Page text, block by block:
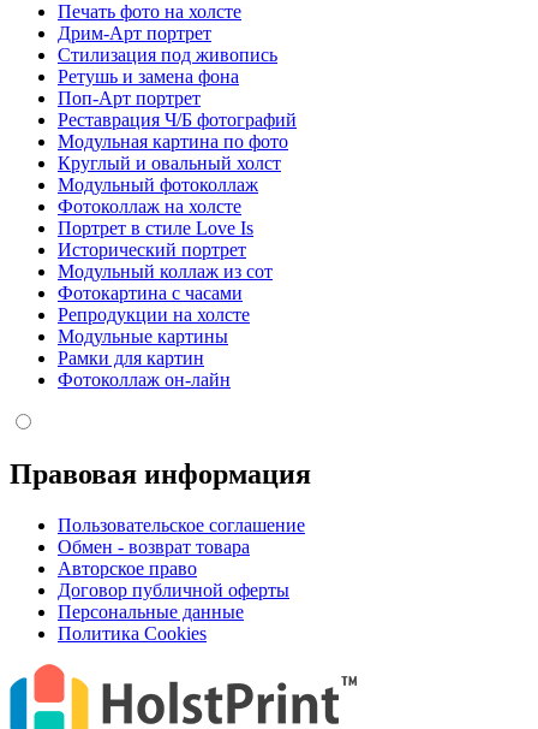
Печать фото на холсте
Дрим-Арт портрет
Стилизация под живопись
Ретушь и замена фона
Поп-Арт портрет
Реставрация Ч/Б фотографий
Модульная картина по фото
Круглый и овальный холст
Модульный фотоколлаж
Фотоколлаж на холсте
Портрет в стиле Love Is
Исторический портрет
Модульный коллаж из сот
Фотокартина с часами
Репродукции на холсте
Модульные картины
Рамки для картин
Фотоколлаж он-лайн
Правовая информация
Пользовательское соглашение
Обмен - возврат товара
Авторское право
Договор публичной оферты
Персональные данные
Политика Cookies